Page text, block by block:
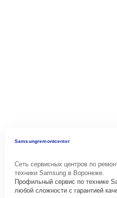
Samsungremontcenter
Сеть сервисных центров по
техники Samsung в Воронеже.
Профильный сервис по технике
любой сложности с гарантией